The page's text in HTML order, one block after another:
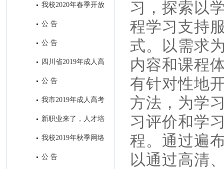
我校2020年春季开放
教育招生全面结束
公 告
公 告
四川省2019年成人高
校招生全国统一考试录取最低控
公 告
我市2019年成人高考
考试顺利结束
新职业来了，人才培
养咋跟上？
我校2019年秋季网络
教育招生顺利落下帷幕
公 告
习，探索以
程学习支持
式。以需求
内容和课程
有针对性地
方法，为学
习评价和学
程。通过遍
以通过高清